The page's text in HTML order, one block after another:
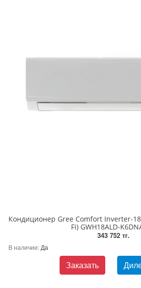
Кондиционер Gree Comfort Inverter-
Fi) GWH18ALD-
343 752 тг.
В наличии: Да
Заказать